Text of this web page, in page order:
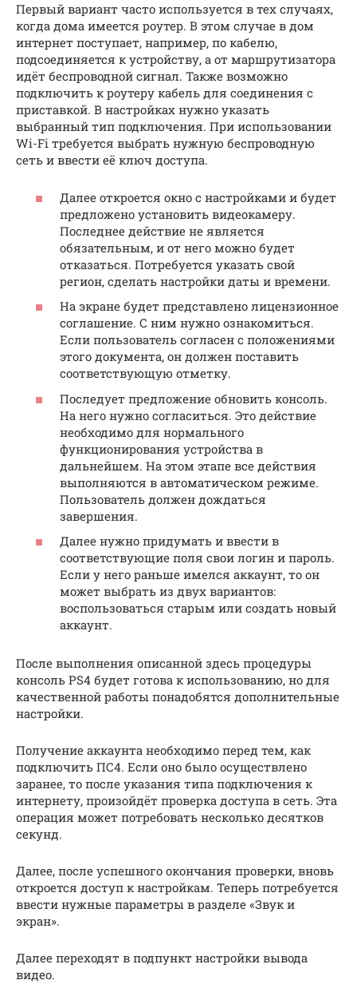
Первый вариант часто используется в тех случаях,
когда дома имеется роутер. В этом случае в дом
интернет поступает, например, по кабелю,
подсоединяется к устройству, а от маршрутизатора
идёт беспроводной сигнал. Также возможно
подключить к роутеру кабель для соединения с
приставкой. В настройках нужно указать
выбранный тип подключения. При использовании
Wi-Fi требуется выбрать нужную беспроводную
сеть и ввести её ключ доступа.
Далее откроется окно с настройками и будет
предложено установить видеокамеру.
Последнее действие не является
обязательным, и от него можно будет
отказаться. Потребуется указать свой
регион, сделать настройки даты и времени.
На экране будет представлено лицензионное
соглашение. С ним нужно ознакомиться.
Если пользователь согласен с положениями
этого документа, он должен поставить
соответствующую отметку.
Последует предложение обновить консоль.
На него нужно согласиться. Это действие
необходимо для нормального
функционирования устройства в
дальнейшем. На этом этапе все действия
выполняются в автоматическом режиме.
Пользователь должен дождаться
завершения.
Далее нужно придумать и ввести в
соответствующие поля свои логин и пароль.
Если у него раньше имелся аккаунт, то он
может выбрать из двух вариантов:
воспользоваться старым или создать новый
аккаунт.
После выполнения описанной здесь процедуры
консоль PS4 будет готова к использованию, но для
качественной работы понадобятся дополнительные
настройки.
Получение аккаунта необходимо перед тем, как
подключить ПС4. Если оно было осуществлено
заранее, то после указания типа подключения к
интернету, произойдёт проверка доступа в сеть. Эта
операция может потребовать несколько десятков
секунд.
Далее, после успешного окончания проверки, вновь
откроется доступ к настройкам. Теперь потребуется
ввести нужные параметры в разделе «Звук и
экран».
Далее переходят в подпункт настройки вывода
видео.